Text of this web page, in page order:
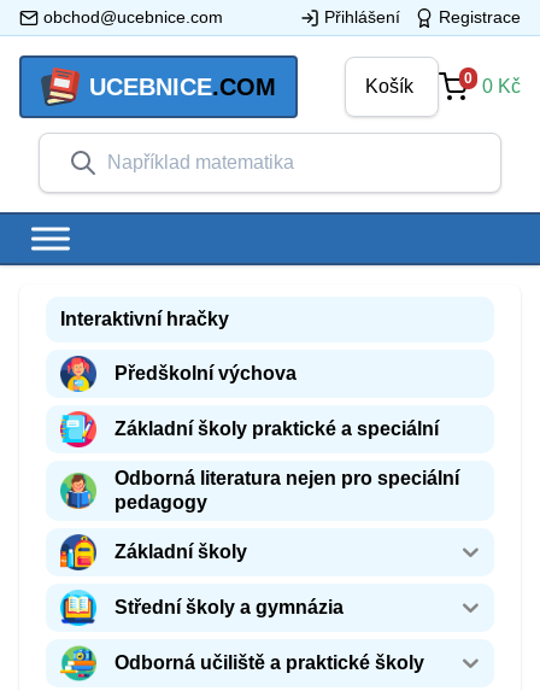
obchod@ucebnice.com Přihlášení Registrace
UCEBNICE.COM Košík 0 0 Kč
Interaktivní hračky
Předškolní výchova
Základní školy praktické a speciální
Odborná literatura nejen pro speciální
pedagogy
Základní školy
Střední školy a gymnázia
Odborná učiliště a praktické školy